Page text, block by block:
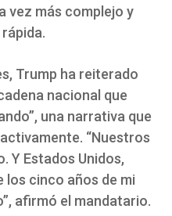
vez más complejo y
Trump ha reiterado
nacional que
una narrativa que
“Nuestros
Y Estados Unidos,
los cinco años de mi
afirmó el mandatario.